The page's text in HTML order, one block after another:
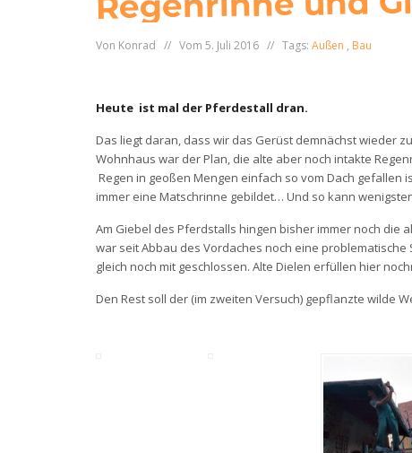
Von Konrad // Vom 5. Juli 2016 // Tags: Außen , Bau
Heute ist mal der Pferdestall dran.
Das liegt daran, dass wir das Gerüst demnächst wieder
Wohnhaus war der Plan, die alte aber noch intakte
Regen in geoßen Mengen einfach so vom Dach gefallen
immer eine Matschrinne gebildet… Und so kann
Am Giebel des Pferdstalls hingen bisher immer noch
war seit Abbau des Vordaches noch eine
gleich noch mit geschlossen. Alte Dielen erfüllen hier
Den Rest soll der (im zweiten Versuch) gepflanzte wilde